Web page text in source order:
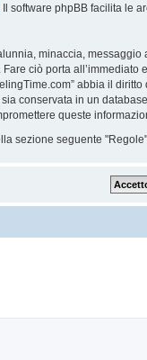
. Il software phpBB facilita le
minaccia,
ciò porta
abbia il
conservata in un
queste
sezione seguente